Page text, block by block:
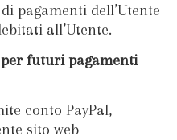
pagamenti dell’Utente
all’Utente.
futuri pagamenti
conto PayPal,
sito web